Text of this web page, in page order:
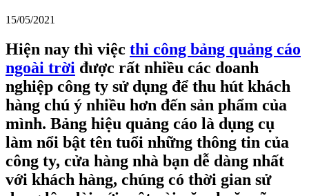
15/05/2021
Hiện nay thì việc thi công bảng quảng cáo
ngoài trời được rất nhiều các doanh
nghiệp công ty sử dụng để thu hút khách
hàng chú ý nhiều hơn đến sản phẩm của
mình. Bảng hiệu quảng cáo là dụng cụ
làm nổi bật tên tuổi những thông tin của
công ty, cửa hàng nhà bạn dễ dàng nhất
với khách hàng, chúng có thời gian sử